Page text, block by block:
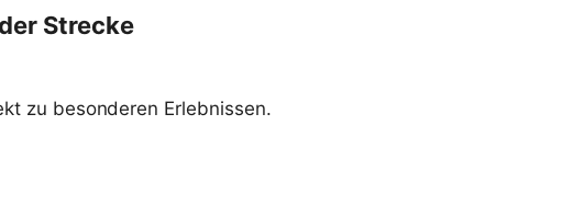
Strecke
zu besonderen Erlebnissen.